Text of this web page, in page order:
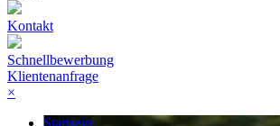
Kontakt
Schnellbewerbung
Klientenanfrage
×
Startseite